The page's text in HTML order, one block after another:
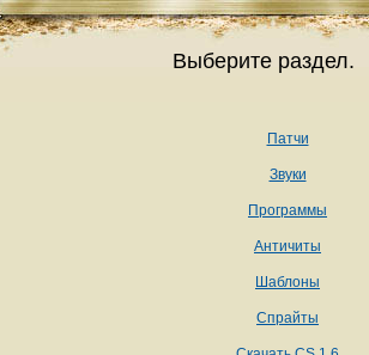
Выберите раздел.
Патчи
Звуки
Программы
Античиты
Шаблоны
Спрайты